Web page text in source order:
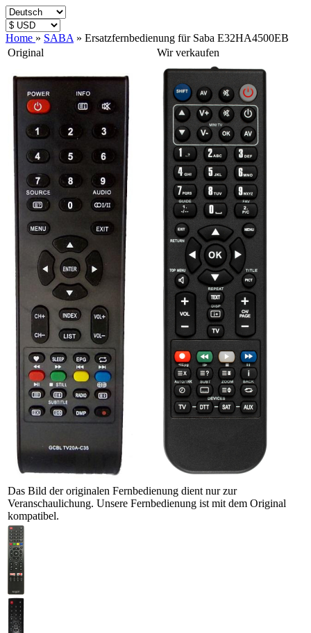
Home » SABA » Ersatzfernbedienung für Saba E32HA4500EB
Original
Wir verkaufen
Das Bild der originalen Fernbedienung dient nur zur
Veranschaulichung. Unsere Fernbedienung ist mit dem Original
kompatibel.